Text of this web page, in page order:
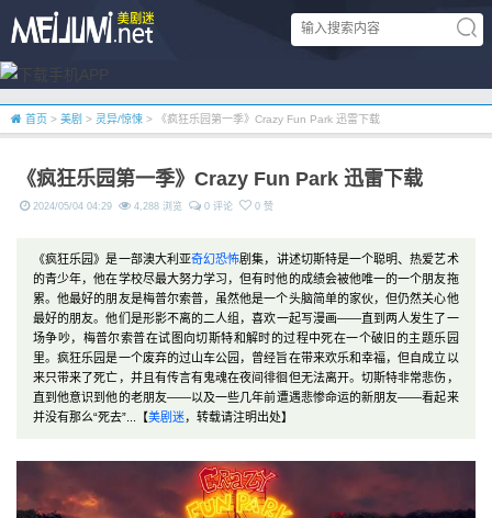
首页 > 美剧 > 灵异/惊悚 > 《疯狂乐园第一季》Crazy Fun Park 迅雷下载
《疯狂乐园第一季》Crazy Fun Park 迅雷下载
2024/05/04 04:29 4,288 浏览 0 评论 0 赞
《疯狂乐园》是一部澳大利亚奇幻恐怖剧集，讲述切斯特是一个聪明、热爱艺术
的青少年，他在学校尽最大努力学习，但有时他的成绩会被他唯一的一个朋友拖
累。他最好的朋友是梅普尔索普，虽然他是一个头脑简单的家伙，但仍然关心他
最好的朋友。他们是形影不离的二人组，喜欢一起写漫画——直到两人发生了一
场争吵，梅普尔索普在试图向切斯特和解时的过程中死在一个破旧的主题乐园
里。疯狂乐园是一个废弃的过山车公园，曾经旨在带来欢乐和幸福，但自成立以
来只带来了死亡，并且有传言有鬼魂在夜间徘徊但无法离开。切斯特非常悲伤，
直到他意识到他的老朋友——以及一些几年前遭遇悲惨命运的新朋友——看起来
并没有那么“死去”...【美剧迷，转载请注明出处】